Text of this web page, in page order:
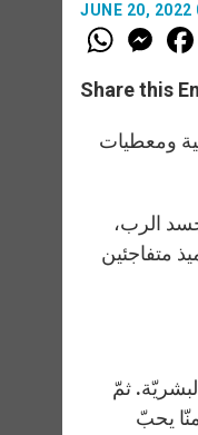
JUNE 20, 2022
W
h
t
s
p
p
M
e
s
e
g
e
Share this
ومعطيات
جسد الرب،
متفاجئين
ثمّ
يحبّ